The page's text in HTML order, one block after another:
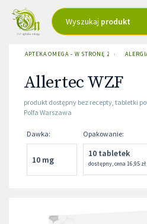
Wyszukaj produkt
APTEKA OMEGA - W STRONĘ ZDROWIA
›
Allertec WZF
produkt dostępny bez recepty, tabletki
Polfa Warszawa
Dawka:
10 mg
Opakowanie:
10 tabletek
dostępny,cena 16,95 zł